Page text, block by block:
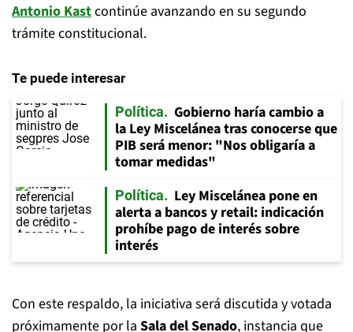
Antonio Kastcontinúe avanzando en su segundo
trámite constitucional.
Te puede interesar
Política
Gobierno haría cambio a
la Ley Miscelánea tras conocerse que
PIB será menor: "Nos obligaría a
tomar medidas"
Política
Ley Miscelánea pone en
alerta a bancos y retail: indicación
prohíbe pago de interés sobre
interés
Con este respaldo, la iniciativa será discutida y votada
próximamente por la Sala del Senado, instancia que